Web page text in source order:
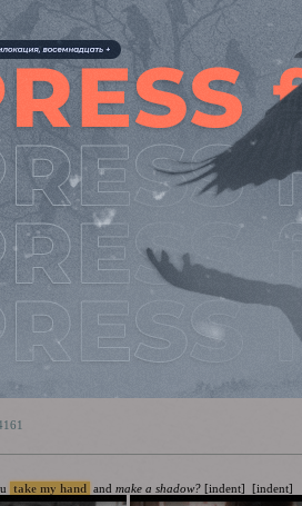
take my hand and make a shadow?[indent] [indent]